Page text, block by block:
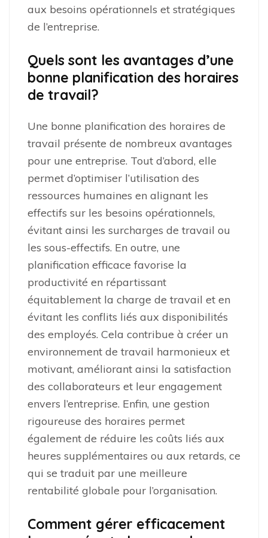
aux besoins opérationnels et stratégiques
de l’entreprise.
Quels sont les avantages d’une
bonne planification des horaires
de travail?
Une bonne planification des horaires de
travail présente de nombreux avantages
pour une entreprise. Tout d’abord, elle
permet d’optimiser l’utilisation des
ressources humaines en alignant les
effectifs sur les besoins opérationnels,
évitant ainsi les surcharges de travail ou
les sous-effectifs. En outre, une
planification efficace favorise la
productivité en répartissant
équitablement la charge de travail et en
évitant les conflits liés aux disponibilités
des employés. Cela contribue à créer un
environnement de travail harmonieux et
motivant, améliorant ainsi la satisfaction
des collaborateurs et leur engagement
envers l’entreprise. Enfin, une gestion
rigoureuse des horaires permet
également de réduire les coûts liés aux
heures supplémentaires ou aux retards, ce
qui se traduit par une meilleure
rentabilité globale pour l’organisation.
Comment gérer efficacement